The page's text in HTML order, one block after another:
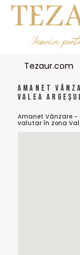
Tezaur.com
Amanet
Valea
Amanet Vânzare -
valutar în zona